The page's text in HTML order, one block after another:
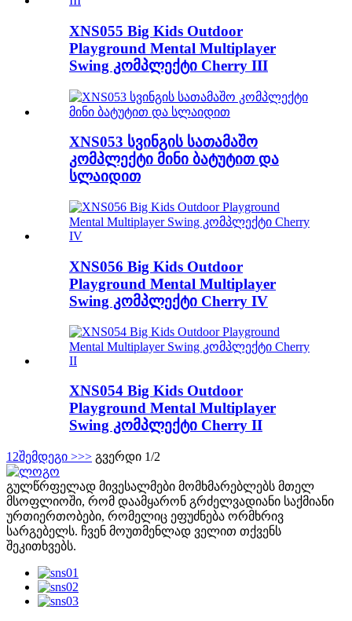
XNS055 Big Kids Outdoor
Playground Mental Multiplayer
Swing კომპლექტი Cherry III
XNS053 სვინგის სათამაშო
კომპლექტი მინი ბატუტით და
სლაიდით
XNS056 Big Kids Outdoor
Playground Mental Multiplayer
Swing კომპლექტი Cherry IV
XNS054 Big Kids Outdoor
Playground Mental Multiplayer
Swing კომპლექტი Cherry II
1 2შემდეგი >>> გვერდი 1/2
გულწრფელად მივესალმები მომხმარებლებს მთელ
მსოფლიოში, რომ დაამყარონ გრძელვადიანი საქმიანი
ურთიერთობები, რომელიც ეფუძნება ორმხრივ
სარგებელს. ჩვენ მოუთმენლად ველით თქვენს
შეკითხვებს.